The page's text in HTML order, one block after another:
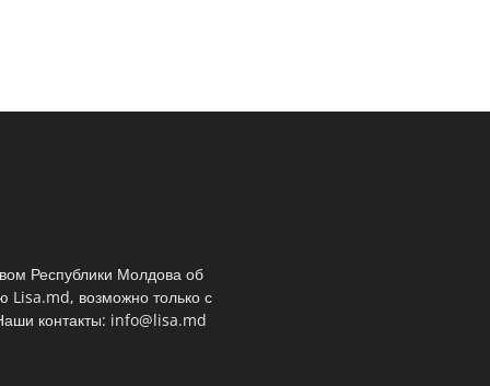
Республики Молдова об
Lisa.md, возможно только с
контакты: info@lisa.md